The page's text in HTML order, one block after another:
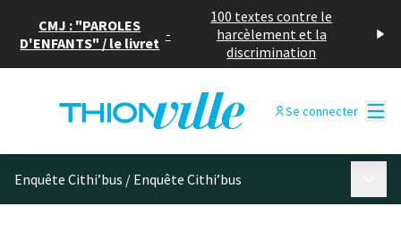
CMJ : "PAROLES
D'ENFANTS" / le livret -
100 textes contre le
harcèlement et la
discrimination
Se connecter
Enquête Cithi’bus / Enquête Cithi’bus